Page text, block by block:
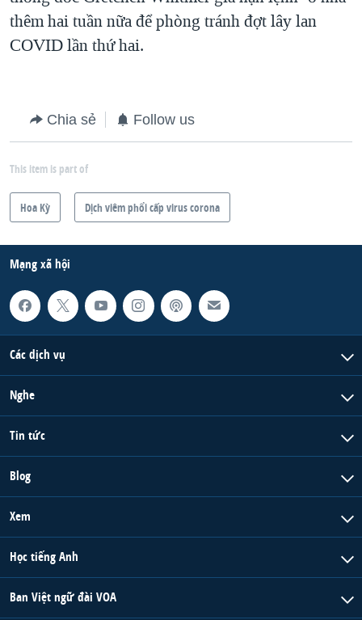
thêm hai tuần nữa để phòng tránh đợt lây lan
COVID lần thứ hai.
Chia sẻ Follow us
This item is part of
Hoa Kỳ Dịch viêm phổi cấp virus corona
Mạng xã hội
Các dịch vụ
Nghe
Tin tức
Blog
Xem
Học tiếng Anh
Ban Việt ngữ đài VOA